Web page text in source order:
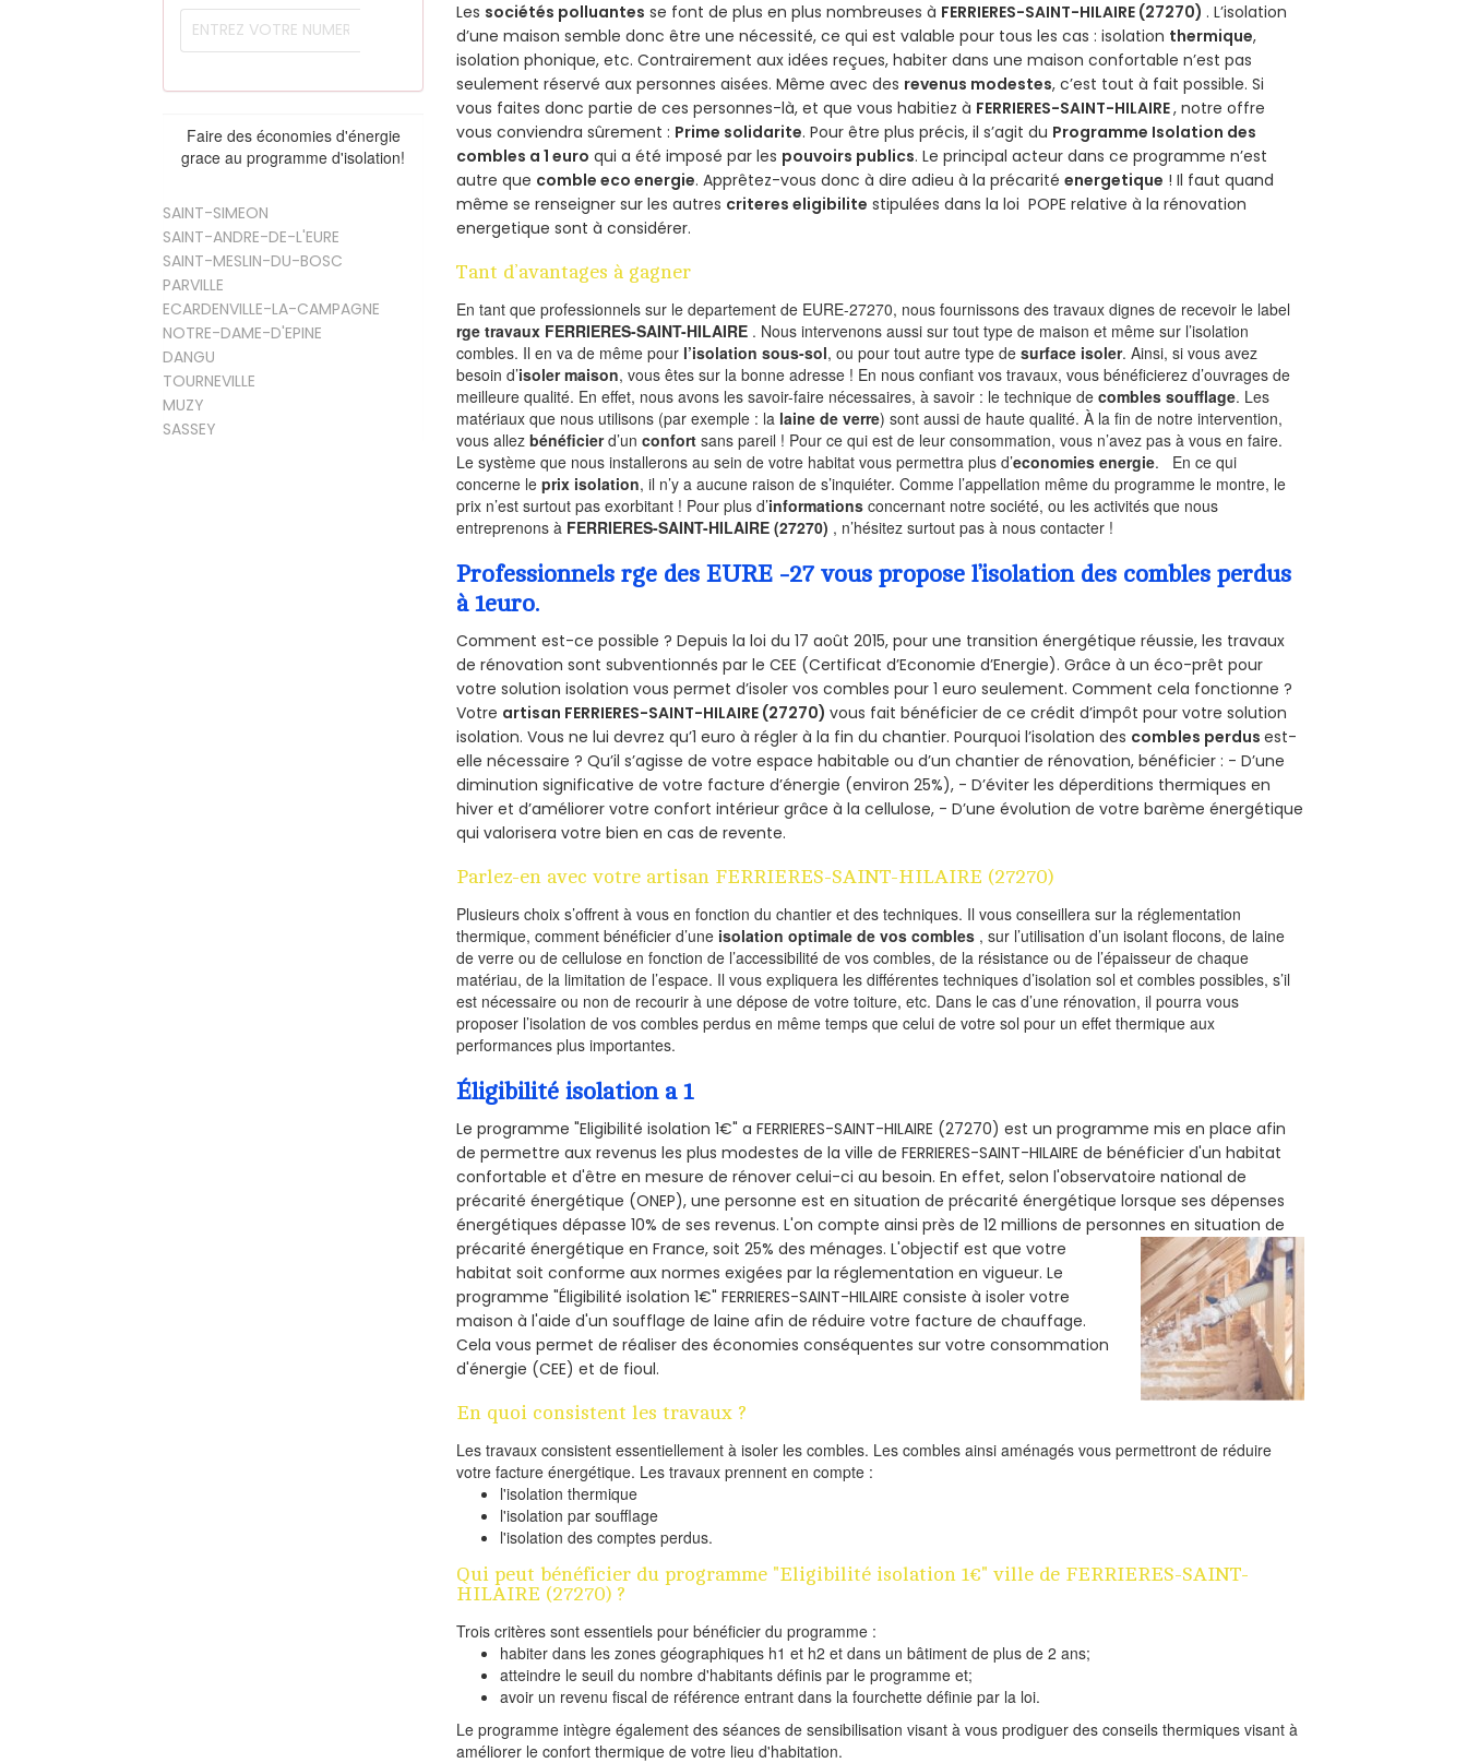
Faire des économies d'énergie
grace au programme d'isolation!
SAINT-SIMEON
SAINT-ANDRE-DE-L'EURE
SAINT-MESLIN-DU-BOSC
PARVILLE
ECARDENVILLE-LA-CAMPAGNE
NOTRE-DAME-D'EPINE
DANGU
TOURNEVILLE
MUZY
SASSEY
Les sociétés polluantes se font de plus en plus nombreuses à FERRIERES-SAINT-HILAIRE (27270) . L’isolation
d’une maison semble donc être une nécessité, ce qui est valable pour tous les cas : isolation thermique,
isolation phonique, etc. Contrairement aux idées reçues, habiter dans une maison confortable n’est pas
seulement réservé aux personnes aisées. Même avec des revenus modestes, c’est tout à fait possible. Si
vous faites donc partie de ces personnes-là, et que vous habitiez à FERRIERES-SAINT-HILAIRE, notre offre
vous conviendra sûrement : Prime solidarite. Pour être plus précis, il s’agit du Programme Isolation des
combles a 1 euro qui a été imposé par les pouvoirs publics. Le principal acteur dans ce programme n’est
autre que comble eco energie. Apprêtez-vous donc à dire adieu à la précaritéenergetique ! Il faut quand
même se renseigner sur les autres criteres eligibilite stipulées dans la loi POPE relative à la rénovation
energetique sont à considérer.
Tant d’avantages à gagner
En tant que professionnels sur le departement de EURE-27270, nous fournissons des travaux dignes de recevoir le label
rge travaux FERRIERES-SAINT-HILAIRE . Nous intervenons aussi sur tout type de maison et même sur l’isolation
combles. Il en va de même pour l’isolation sous-sol, ou pour tout autre type desurface isoler. Ainsi, si vous avez
besoin d’isoler maison, vous êtes sur la bonne adresse ! En nous confiant vos travaux, vous bénéficierez d’ouvrages de
meilleure qualité. En effet, nous avons les savoir-faire nécessaires, à savoir : le technique decombles soufflage. Les
matériaux que nous utilisons (par exemple : la laine de verre) sont aussi de haute qualité. À la fin de notre intervention,
vous allezbénéficierd’unconfort sans pareil ! Pour ce qui est de leur consommation, vous n’avez pas à vous en faire.
Le système que nous installerons au sein de votre habitat vous permettra plus d’economies energie. En ce qui
concerne leprix isolation, il n’y a aucune raison de s’inquiéter. Comme l’appellation même du programme le montre, le
prix n’est surtout pas exorbitant ! Pour plus d’informations concernant notre société, ou les activités que nous
entreprenons à FERRIERES-SAINT-HILAIRE (27270) , n’hésitez surtout pas à nous contacter !
Professionnels rge des EURE -27 vous propose l’isolation des combles perdus
à 1euro.
Comment est-ce possible ? Depuis la loi du 17 août 2015, pour une transition énergétique réussie, les travaux
de rénovation sont subventionnés par le CEE (Certificat d’Economie d’Energie). Grâce à un éco-prêt pour
votre solution isolation vous permet d’isoler vos combles pour 1 euro seulement. Comment cela fonctionne ?
Votre artisan FERRIERES-SAINT-HILAIRE (27270)vous fait bénéficier de ce crédit d’impôt pour votre solution
isolation. Vous ne lui devrez qu’1 euro à régler à la fin du chantier. Pourquoi l’isolation des combles perdusest-
elle nécessaire ? Qu’il s’agisse de votre espace habitable ou d’un chantier de rénovation, bénéficier : - D’une
diminution significative de votre facture d’énergie (environ 25%), - D’éviter les déperditions thermiques en
hiver et d’améliorer votre confort intérieur grâce à la cellulose, - D’une évolution de votre barème énergétique
qui valorisera votre bien en cas de revente.
Parlez-en avec votre artisan FERRIERES-SAINT-HILAIRE (27270)
Plusieurs choix s’offrent à vous en fonction du chantier et des techniques. Il vous conseillera sur la réglementation
thermique, comment bénéficier d’une isolation optimale de vos combles , sur l’utilisation d’un isolant flocons, de laine
de verre ou de cellulose en fonction de l’accessibilité de vos combles, de la résistance ou de l’épaisseur de chaque
matériau, de la limitation de l’espace. Il vous expliquera les différentes techniques d’isolation sol et combles possibles, s’il
est nécessaire ou non de recourir à une dépose de votre toiture, etc. Dans le cas d’une rénovation, il pourra vous
proposer l’isolation de vos combles perdus en même temps que celui de votre sol pour un effet thermique aux
performances plus importantes.
Éligibilité isolation a 1
Le programme "Eligibilité isolation 1€" a FERRIERES-SAINT-HILAIRE (27270) est un programme mis en place afin
de permettre aux revenus les plus modestes de la ville de FERRIERES-SAINT-HILAIRE de bénéficier d'un habitat
confortable et d'être en mesure de rénover celui-ci au besoin. En effet, selon l'observatoire national de
précarité énergétique (ONEP), une personne est en situation de précarité énergétique lorsque ses dépenses
énergétiques dépasse 10% de ses revenus. L'on compte ainsi près de 12 millions de personnes en situation de
précarité énergétique en France, soit 25% des ménages.L'objectif est que votre
habitat soit conforme aux normes exigées par la réglementation en vigueur. Le
programme "Éligibilité isolation 1€" FERRIERES-SAINT-HILAIRE consiste à isoler votre
maison à l'aide d'un soufflage de laine afin de réduire votre facture de chauffage.
Cela vous permet de réaliser des économies conséquentes sur votre consommation
d'énergie (CEE) et de fioul.
En quoi consistent les travaux ?
Les travaux consistent essentiellement à isoler les combles. Les combles ainsi aménagés vous permettront de réduire
votre facture énergétique. Les travaux prennent en compte :
l'isolation thermique
l'isolation par soufflage
l'isolation des comptes perdus.
Qui peut bénéficier du programme "Eligibilité isolation 1€" ville de FERRIERES-SAINT-
HILAIRE (27270) ?
Trois critères sont essentiels pour bénéficier du programme :
habiter dans les zones géographiques h1 et h2 et dans un bâtiment de plus de 2 ans;
atteindre le seuil du nombre d'habitants définis par le programme et;
avoir un revenu fiscal de référence entrant dans la fourchette définie par la loi.
Le programme intègre également des séances de sensibilisation visant à vous prodiguer des conseils thermiques visant à
améliorer le confort thermique de votre lieu d'habitation.